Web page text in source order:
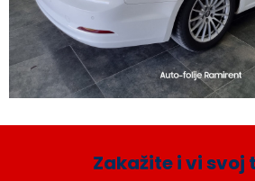
Zakažite i vi svoj